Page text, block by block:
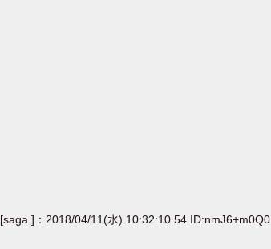
[saga ]：2018/04/11(水) 10:32:10.54 ID:nmJ6+m0Q0